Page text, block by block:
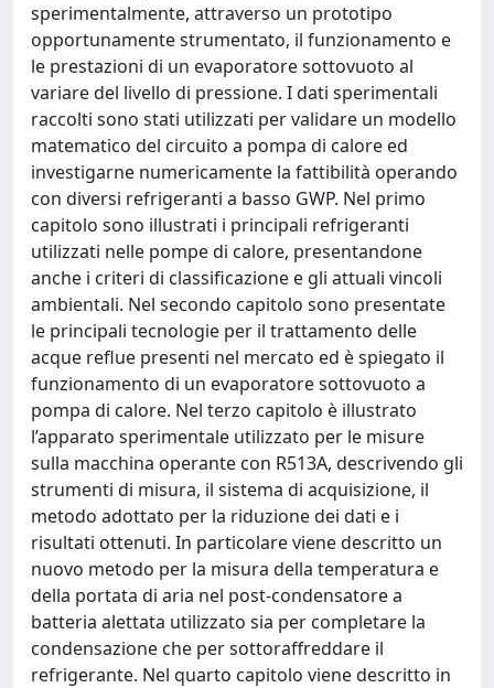
sperimentalmente, attraverso un prototipo
opportunamente strumentato, il funzionamento e
le prestazioni di un evaporatore sottovuoto al
variare del livello di pressione. I dati sperimentali
raccolti sono stati utilizzati per validare un modello
matematico del circuito a pompa di calore ed
investigarne numericamente la fattibilità operando
con diversi refrigeranti a basso GWP. Nel primo
capitolo sono illustrati i principali refrigeranti
utilizzati nelle pompe di calore, presentandone
anche i criteri di classificazione e gli attuali vincoli
ambientali. Nel secondo capitolo sono presentate
le principali tecnologie per il trattamento delle
acque reflue presenti nel mercato ed è spiegato il
funzionamento di un evaporatore sottovuoto a
pompa di calore. Nel terzo capitolo è illustrato
l’apparato sperimentale utilizzato per le misure
sulla macchina operante con R513A, descrivendo gli
strumenti di misura, il sistema di acquisizione, il
metodo adottato per la riduzione dei dati e i
risultati ottenuti. In particolare viene descritto un
nuovo metodo per la misura della temperatura e
della portata di aria nel post-condensatore a
batteria alettata utilizzato sia per completare la
condensazione che per sottoraffreddare il
refrigerante. Nel quarto capitolo viene descritto in